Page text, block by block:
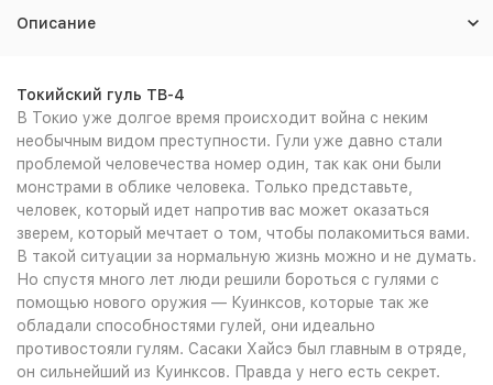
Описание
Токийский гуль ТВ-4
В Токио уже долгое время происходит война с неким
необычным видом преступности. Гули уже давно стали
проблемой человечества номер один, так как они были
монстрами в облике человека. Только представьте,
человек, который идет напротив вас может оказаться
зверем, который мечтает о том, чтобы полакомиться вами.
В такой ситуации за нормальную жизнь можно и не думать.
Но спустя много лет люди решили бороться с гулями с
помощью нового оружия — Куинксов, которые так же
обладали способностями гулей, они идеально
противостояли гулям. Сасаки Хайсэ был главным в отряде,
он сильнейший из Куинксов. Правда у него есть секрет.